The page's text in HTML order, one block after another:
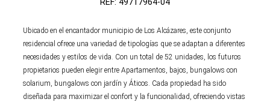
Ubicado en el encantador municipio de Los Alcázares, este conjunto
residencial ofrece una variedad de tipologías que se adaptan a diferentes
necesidades y estilos de vida. Con un total de 52 unidades, los futuros
propietarios pueden elegir entre Apartamentos, bajos, bungalows con
solarium, bungalows con jardín y Áticos. Cada propiedad ha sido
diseñada para maximizar el confort y la funcionalidad, ofreciendo vistas